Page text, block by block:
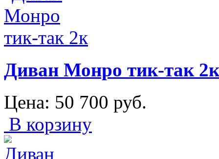
Диван Монро тик-так 2к
Цена: 50 700 руб.
В корзину